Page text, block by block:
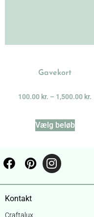
Gavekort
100.00 kr. – 1,500.00 kr.
Vælg beløb
Kontakt
Craftalux